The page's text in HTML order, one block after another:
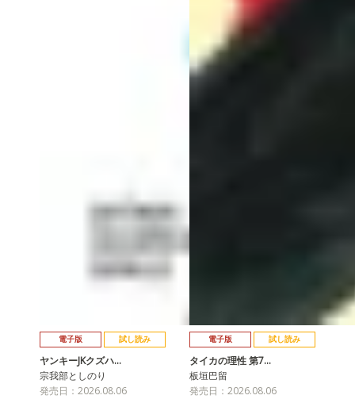
電子版 試し読み
ヤンキーJKクズハ…
宗我部としのり
発売日：2026.08.06
電子版 試し読み
タイカの理性 第7…
板垣巴留
発売日：2026.08.06